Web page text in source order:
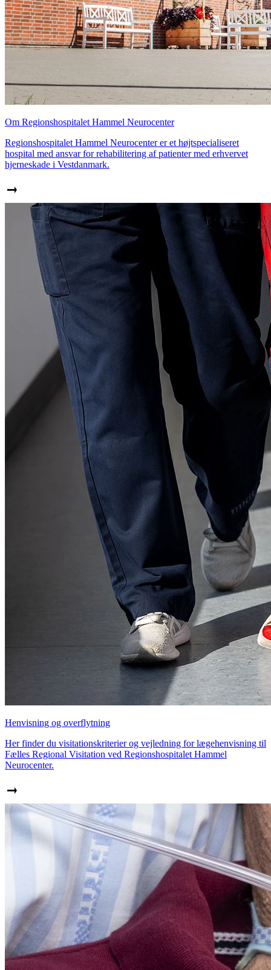
Om Regionshospitalet Hammel Neurocenter
Regionshospitalet Hammel Neurocenter er et højtspecialiseret
hospital med ansvar for rehabilitering af patienter med erhvervet
hjerneskade i Vestdanmark.
Henvisning og overflytning
Her finder du visitationskriterier og vejledning for lægehenvisning til
Fælles Regional Visitation ved Regionshospitalet Hammel
Neurocenter.